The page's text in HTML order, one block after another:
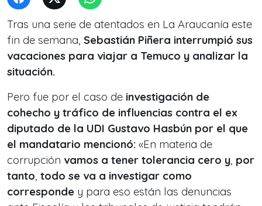
Tras una serie de atentados en La Araucanía este
fin de semana, Sebastián Piñera interrumpió sus
vacaciones para viajar a Temuco y analizar la
situación.
Pero fue por el caso de investigación de
cohecho y tráfico de influencias contra el ex
diputado de la UDI Gustavo Hasbún por el que
el mandatario mencionó: «En materia de
corrupción vamos a tener tolerancia cero y, por
tanto, todo se va a investigar como
corresponde y para eso están las denuncias